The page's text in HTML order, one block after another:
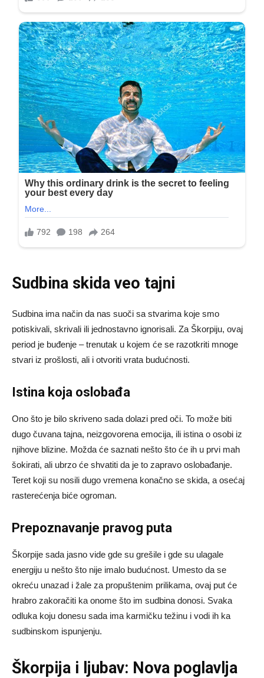
Sudbina skida veo tajni
Sudbina ima način da nas suoči sa stvarima koje smo
potiskivali, skrivali ili jednostavno ignorisali. Za Škorpiju, ovaj
period je buđenje – trenutak u kojem će se razotkriti mnoge
stvari iz prošlosti, ali i otvoriti vrata budućnosti.
Istina koja oslobađa
Ono što je bilo skriveno sada dolazi pred oči. To može biti
dugo čuvana tajna, neizgovorena emocija, ili istina o osobi iz
njihove blizine. Možda će saznati nešto što će ih u prvi mah
šokirati, ali ubrzo će shvatiti da je to zapravo oslobađanje.
Teret koji su nosili dugo vremena konačno se skida, a osećaj
rasterećenja biće ogroman.
Prepoznavanje pravog puta
Škorpije sada jasno vide gde su grešile i gde su ulagale
energiju u nešto što nije imalo budućnost. Umesto da se
okreću unazad i žale za propuštenim prilikama, ovaj put će
hrabro zakoračiti ka onome što im sudbina donosi. Svaka
odluka koju donesu sada ima karmičku težinu i vodi ih ka
sudbinskom ispunjenju.
Škorpija i ljubav: Nova poglavlja